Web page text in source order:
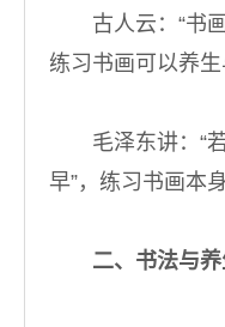
古人云：“书画
练习书画可以养生
毛泽东讲：“若
早”，练习书画本
二、书法与